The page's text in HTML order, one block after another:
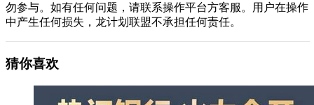
勿参与。如有任何问题，请联系操作平台方客服。用户在操作
中产生任何损失，龙计划联盟不承担任何责任。
猜你喜欢